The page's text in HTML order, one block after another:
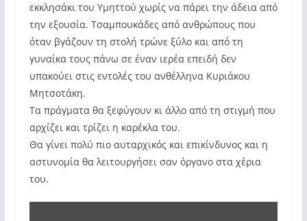
εκκλησάκι του Υμηττού χωρίς να πάρει την άδεια από
την εξουσία. Τσαμπουκάδες από ανθρώπους που
όταν βγάζουν τη στολή τρώνε ξύλο και από τη
γυναίκα τους πάνω σε έναν ιερέα επειδή δεν
υπακούει στις εντολές του ανθέλληνα Κυριάκου
Μητσοτάκη.
Τα πράγματα θα ξεφύγουν κι άλλο από τη στιγμή που
αρχίζει και τρίζει η καρέκλα του.
Θα γίνει πολύ πιο αυταρχικός και επικίνδυνος και η
αστυνομία θα λειτουργήσει σαν όργανο στα χέρια
του.